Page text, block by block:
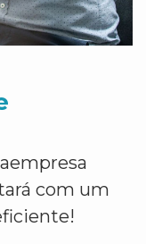
com um